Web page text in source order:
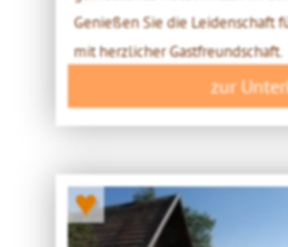
Genießen Sie die Leidenschaft
mit herzlicher Gastfreundschaft.
zur
♥